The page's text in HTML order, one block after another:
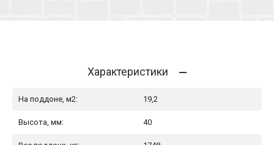
Характеристики
На поддоне, м2: 19,2
Высота, мм: 40